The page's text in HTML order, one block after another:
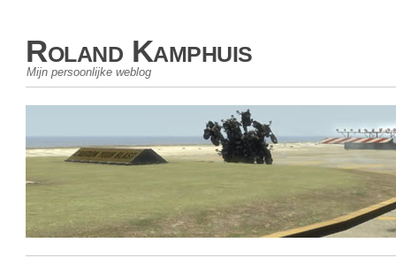
Roland Kamphuis
Mijn persoonlijke weblog